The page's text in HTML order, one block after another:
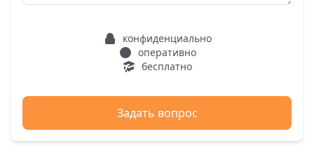
конфиденциально
оперативно
бесплатно
Задать вопрос